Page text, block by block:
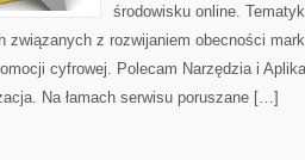
środowisku online.
związanych z rozwijaniem obecności
cyfrowej. Polecam Narzędzia i
Na łamach serwisu poruszane […]